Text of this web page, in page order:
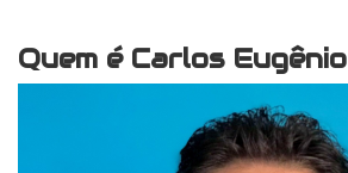
Quem é Carlos Eugênio